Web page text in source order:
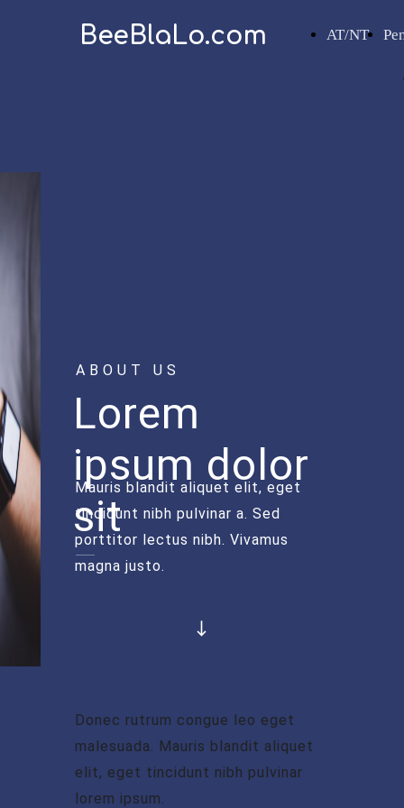
AT/NT
BeeBlaLo.com
ABOUT US
Lorem
ipsum dolor
sit
Mauris blandit aliquet elit, eget
tincidunt nibh pulvinar a. Sed
porttitor lectus nibh. Vivamus
magna justo.
Donec rutrum congue leo eget
malesuada. Mauris blandit aliquet
elit, eget tincidunt nibh pulvinar
lorem ipsum.